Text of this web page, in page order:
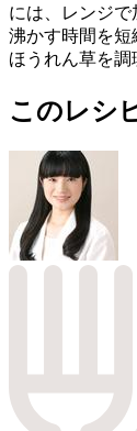
には、レンジ
沸かす時間を
ほうれん草を調
このレシ